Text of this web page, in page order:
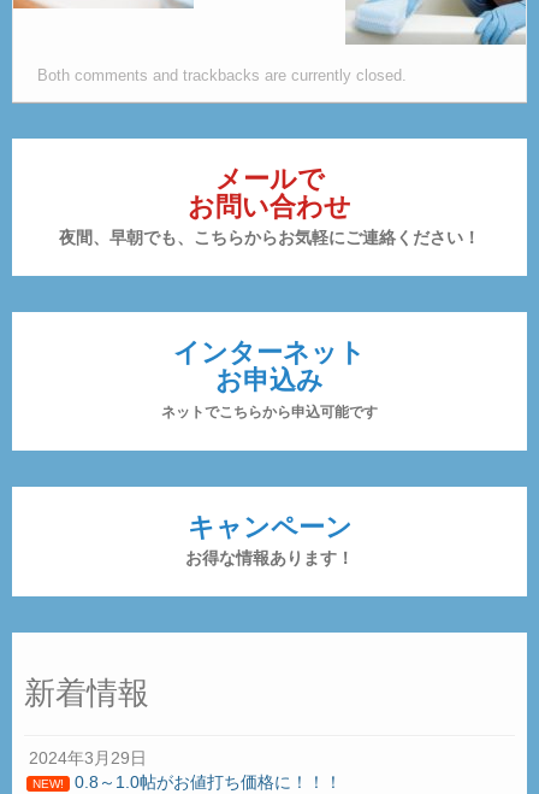
メールで
お問い合わせ
夜間、早朝でも、こちらからお気軽にご連絡ください！
インターネット
お申込み
ネットでこちらから申込可能です
キャンペーン
お得な情報あります！
新着情報
2024年3月29日
NEW! 0.8～1.0帖がお値打ち価格に！！！
Both comments and trackbacks are currently closed.